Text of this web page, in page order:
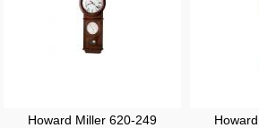
Howard Miller 620-249